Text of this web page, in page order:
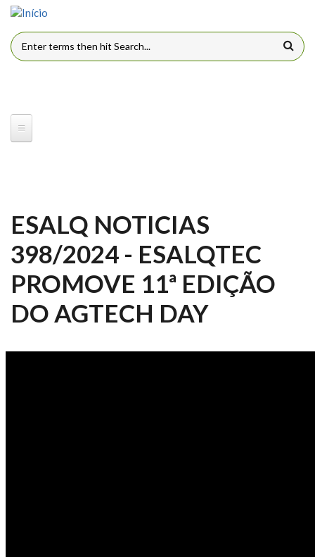
Pular para o conteúdo principal
FORMULÁRIO DE BUSCA
ESALQ NOTICIAS
398/2024 - ESALQTEC
PROMOVE 11ª EDIÇÃO
DO AGTECH DAY